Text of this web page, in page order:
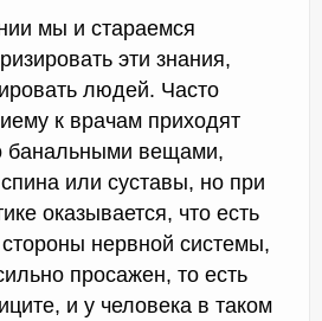
мы и стараемся
эти знания,
людей. Часто
к врачам приходят
банальными вещами,
или суставы, но при
оказывается, что есть
нервной системы,
просажен, то есть
и у человека в таком